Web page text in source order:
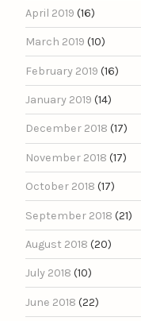
April 2019 (16)
March 2019 (10)
February 2019 (16)
January 2019 (14)
December 2018 (17)
November 2018 (17)
October 2018 (17)
September 2018 (21)
August 2018 (20)
July 2018 (10)
June 2018 (22)